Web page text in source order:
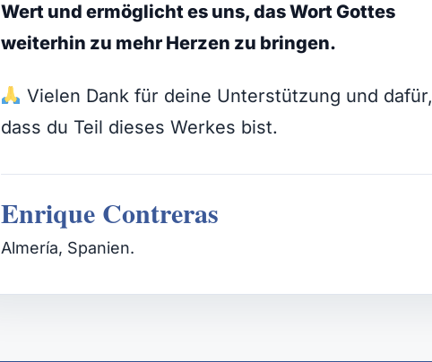
Wert und ermöglicht es uns, das Wort Gottes
weiterhin zu mehr Herzen zu bringen.
Vielen Dank für deine Unterstützung und dafür,
dass du Teil dieses Werkes bist.
Enrique Contreras
Almería, Spanien.